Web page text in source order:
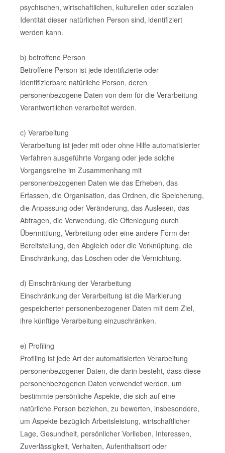
psychischen, wirtschaftlichen, kulturellen oder sozialen
Identität dieser natürlichen Person sind, identifiziert
werden kann.
b) betroffene Person
Betroffene Person ist jede identifizierte oder
identifizierbare natürliche Person, deren
personenbezogene Daten von dem für die Verarbeitung
Verantwortlichen verarbeitet werden.
c) Verarbeitung
Verarbeitung ist jeder mit oder ohne Hilfe automatisierter
Verfahren ausgeführte Vorgang oder jede solche
Vorgangsreihe im Zusammenhang mit
personenbezogenen Daten wie das Erheben, das
Erfassen, die Organisation, das Ordnen, die Speicherung,
die Anpassung oder Veränderung, das Auslesen, das
Abfragen, die Verwendung, die Offenlegung durch
Übermittlung, Verbreitung oder eine andere Form der
Bereitstellung, den Abgleich oder die Verknüpfung, die
Einschränkung, das Löschen oder die Vernichtung.
d) Einschränkung der Verarbeitung
Einschränkung der Verarbeitung ist die Markierung
gespeicherter personenbezogener Daten mit dem Ziel,
ihre künftige Verarbeitung einzuschränken.
e) Profiling
Profiling ist jede Art der automatisierten Verarbeitung
personenbezogener Daten, die darin besteht, dass diese
personenbezogenen Daten verwendet werden, um
bestimmte persönliche Aspekte, die sich auf eine
natürliche Person beziehen, zu bewerten, insbesondere,
um Aspekte bezüglich Arbeitsleistung, wirtschaftlicher
Lage, Gesundheit, persönlicher Vorlieben, Interessen,
Zuverlässigkeit, Verhalten, Aufenthaltsort oder